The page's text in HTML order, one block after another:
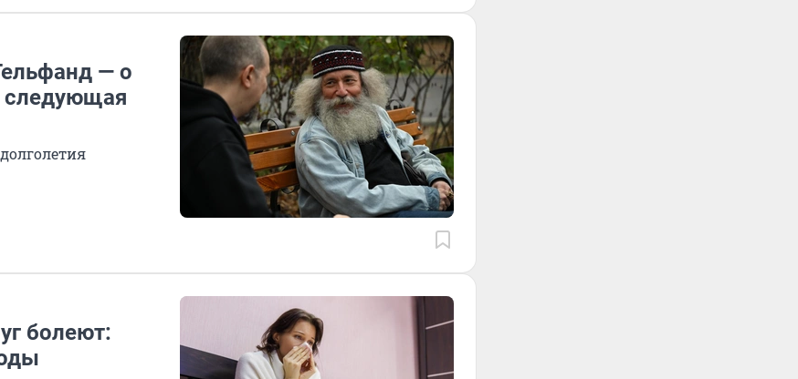
— о
следующая
болеют: